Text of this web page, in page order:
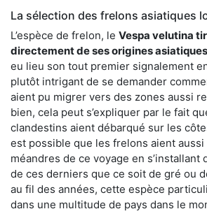
La sélection des frelons asiatiques
L’espèce de frelon, le Vespa velutina
directement de ses origines asiatiques
eu lieu son tout premier signalement
plutôt intrigant de se demander
aient pu migrer vers des zones aussi
bien, cela peut s’expliquer par le fait
clandestins aient débarqué sur les
est possible que les frelons aient aussi
méandres de ce voyage en s’installant
de ces derniers que ce soit de gré ou
au fil des années, cette espèce
dans une multitude de pays dans le